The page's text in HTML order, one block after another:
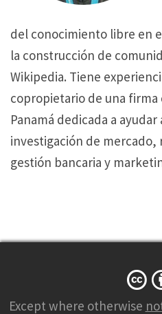
del conocimiento libre en
la construcción de
Wikipedia. Tiene
copropietario de una
Panamá dedicada a
investigación de mercado,
gestión bancaria y
Except where otherwise